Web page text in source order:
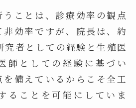
ことは、診療効率の観点
効率ですが、院長は、約
者としての経験と生殖医
師としての経験に基づい
備えているからこそ全工
ることを可能にしていま